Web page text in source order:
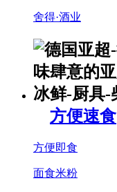
舍得·酒业
方便速食
方便即食
面食米粉